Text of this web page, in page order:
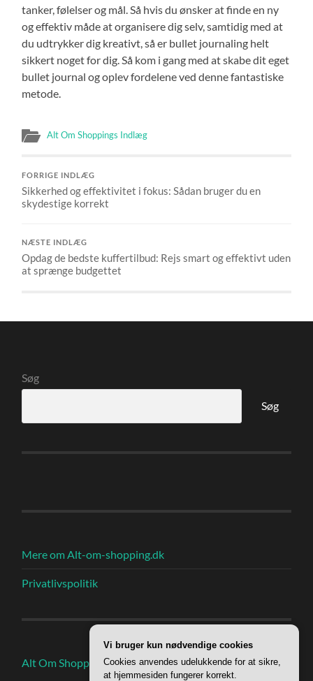
tanker, følelser og mål. Så hvis du ønsker at finde en ny
og effektiv måde at organisere dig selv, samtidig med at
du udtrykker dig kreativt, så er bullet journaling helt
sikkert noget for dig. Så kom i gang med at skabe dit eget
bullet journal og oplev fordelene ved denne fantastiske
metode.
Alt Om Shoppings Indlæg
FORRIGE INDLÆG
Sikkerhed og effektivitet i fokus: Sådan bruger du en
skydestige korrekt
NÆSTE INDLÆG
Opdag de bedste kuffertilbud: Rejs smart og effektivt uden
at sprænge budgettet
Søg
Søg
Mere om Alt-om-shopping.dk
Privatlivspolitik
Alt Om Shoppings Indlæg
Vi bruger kun nødvendige cookies
Cookies anvendes udelukkende for at sikre,
at hjemmesiden fungerer korrekt.